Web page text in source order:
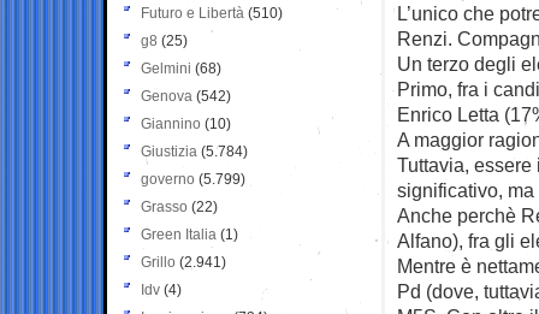
L’unico che
Renzi.
Un terzo degli
Primo, fra i
Enrico Letta
A maggior
Tuttavia,
significativo,
Anche perchè
Alfano), fra gli
Mentre è
Pd (dove,
Futuro e Libertà (510)
g8 (25)
Gelmini (68)
Genova (542)
Giannino (10)
Giustizia (5.784)
governo (5.799)
Grasso (22)
Green Italia (1)
Grillo (2.941)
Idv (4)